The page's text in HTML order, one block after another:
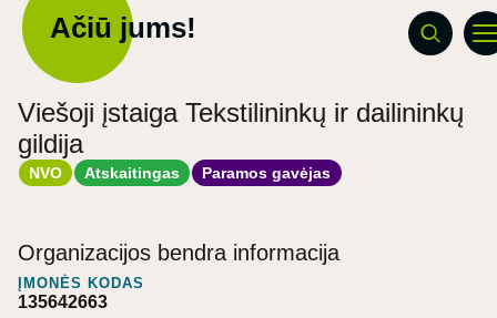
Ačiū jums!
Viešoji įstaiga Tekstilininkų ir dailininkų
gildija
NVO Atskaitingas Paramos gavėjas
Organizacijos bendra informacija
ĮMONĖS KODAS
135642663